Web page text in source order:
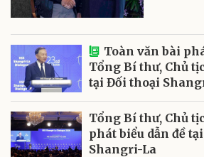
Toàn văn bài
Tổng Bí thư, Chủ
tại Đối thoại
Tổng Bí thư, Chủ
phát biểu dẫn đề
Shangri-La